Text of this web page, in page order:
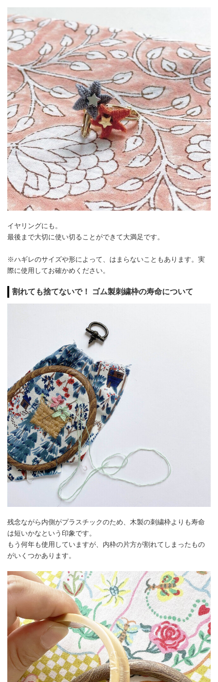
イヤリングにも。
最後まで大切に使い切ることができて大満足です。
※ハギレのサイズや形によって、はまらないこともあります。実
際に使用してお確かめください。
割れても捨てないで！ ゴム製刺繍枠の寿命について
残念ながら内側がプラスチックのため、木製の刺繍枠よりも寿命
は短いかなという印象です。
もう何年も使用していますが、内枠の片方が割れてしまったもの
がいくつかあります。